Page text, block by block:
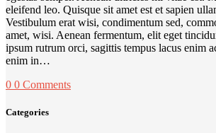
eleifend leo. Quisque sit amet est et sapien
Vestibulum erat wisi, condimentum sed,
amet, wisi. Aenean fermentum, elit eget
ipsum rutrum orci, sagittis tempus lacus enim
enim in…
0 0 Comments
Categories